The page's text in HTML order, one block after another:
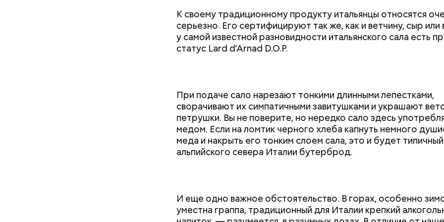
К своему традиционному продукту итальянцы относятся
серьезно. Его сертифицируют так же, как и ветчину, сыр или
у самой известной разновидности итальянского сала есть
статус Lard d’Arnad D.O.P.
При подаче сало нарезают тонкими длинными лепестками,
сворачивают их симпатичными завитушками и украшают
петрушки. Вы не поверите, но нередко сало здесь
медом. Если на ломтик черного хлеба капнуть немного
меда и накрыть его тонким слоем сала, это и будет
альпийского севера Италии бутерброд.
И еще одно важное обстоятельство. В горах, особенно
уместна граппа, традиционный для Италии крепкий
Очищенный сырой салатный сельдерей нашинковать
очистить от кожицы и семян, нарезать ломтиками. Так же
вареный картофель. Продукты перемешать, полить
заправкой, выложить в салатник горкой и украсить веточками
сельдерея, кусочками свежих помидоров и ломтиками яблок.